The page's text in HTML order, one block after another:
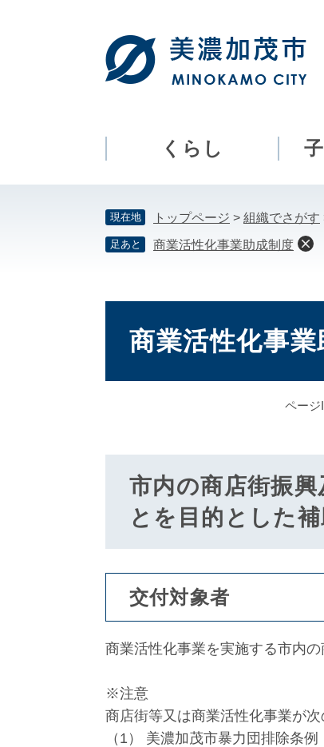
本
くらし
現在地 トップページ > 組織でさがす
足あと 商業活性化事業助成制度
商業活性化事業
ページ
市内の商店街振
とを目的とした
交付対象者
商業活性化事業を実施する市内
※注意
商店街等又は商業活性化事業が
（1） 美濃加茂市暴力団排除条